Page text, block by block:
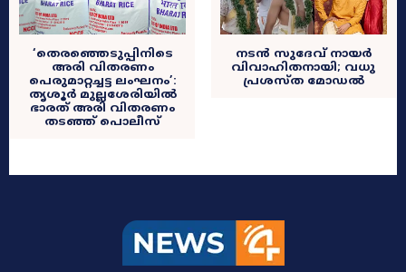
‘തെരഞ്ഞെടുപ്പിനിടെ
അരി വിതരണം
പെരുമാറ്റച്ചട്ട ലംഘനം’:
തൃശൂർ മുല്ലശേരിയിൽ
ഭാരത് അരി വിതരണം
തടഞ്ഞ് പൊലീസ്
നടൻ സുദേവ് നായർ
വിവാഹിതനായി; വധു
പ്രശസ്‌ത മോഡൽ